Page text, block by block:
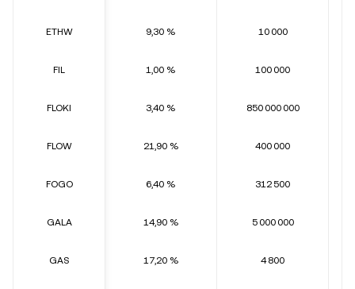
ETHW
FIL
FLOKI
FLOW
FOGO
GALA
GAS
9,30 % 10 000
1,00 % 100 000
3,40 % 850 000 000
21,90 % 400 000
6,40 % 312 500
14,90 % 5 000 000
17,20 % 4 800